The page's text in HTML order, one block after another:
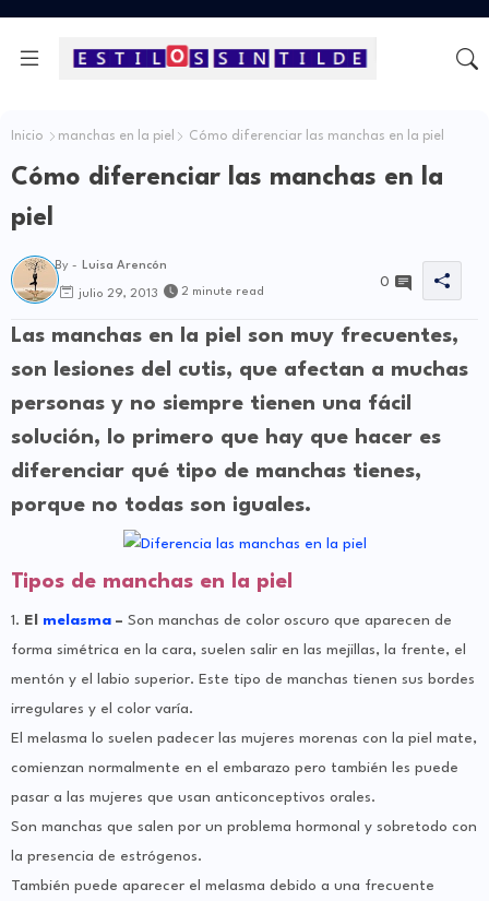
Inicio manchas en la piel Cómo diferenciar las manchas en la piel
Cómo diferenciar las manchas en la
piel
By - Luisa Arencón
julio 29, 2013 2 minute read
0
Las manchas en la piel son muy frecuentes,
son lesiones del cutis, que afectan a muchas
personas y no siempre tienen una fácil
solución, lo primero que hay que hacer es
diferenciar qué tipo de manchas tienes,
porque no todas son iguales.
Tipos de manchas en la piel
1. El melasma – Son manchas de color oscuro que aparecen de
forma simétrica en la cara, suelen salir en las mejillas, la frente, el
mentón y el labio superior. Este tipo de manchas tienen sus bordes
irregulares y el color varía.
El melasma lo suelen padecer las mujeres morenas con la piel mate,
comienzan normalmente en el embarazo pero también les puede
pasar a las mujeres que usan anticonceptivos orales.
Son manchas que salen por un problema hormonal y sobretodo con
la presencia de estrógenos.
También puede aparecer el melasma debido a una frecuente